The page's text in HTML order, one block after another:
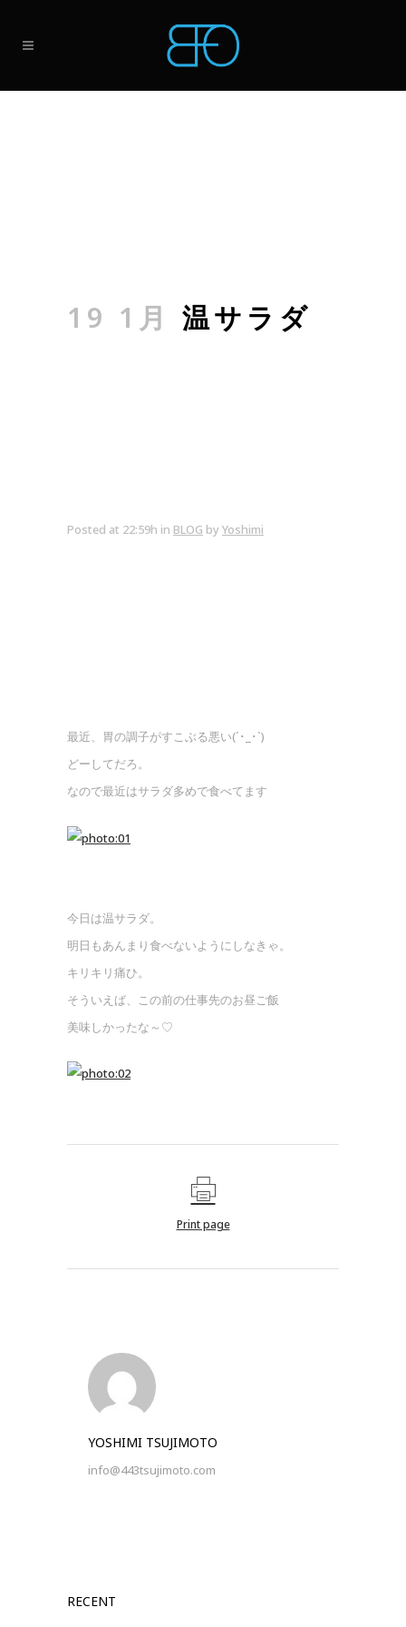
19 1月 温サラダ
Posted at 22:59h in BLOG byYoshimi
最近、胃の調子がすこぶる悪い(´･_･`)
どーしてだろ。
なので最近はサラダ多めで食べてます
今日は温サラダ。
明日もあんまり食べないようにしなきゃ。
キリキリ痛ひ。
そういえば、この前の仕事先のお昼ご飯
美味しかったな～♡
Print page
YOSHIMI TSUJIMOTO
info@443tsujimoto.com
RECENT